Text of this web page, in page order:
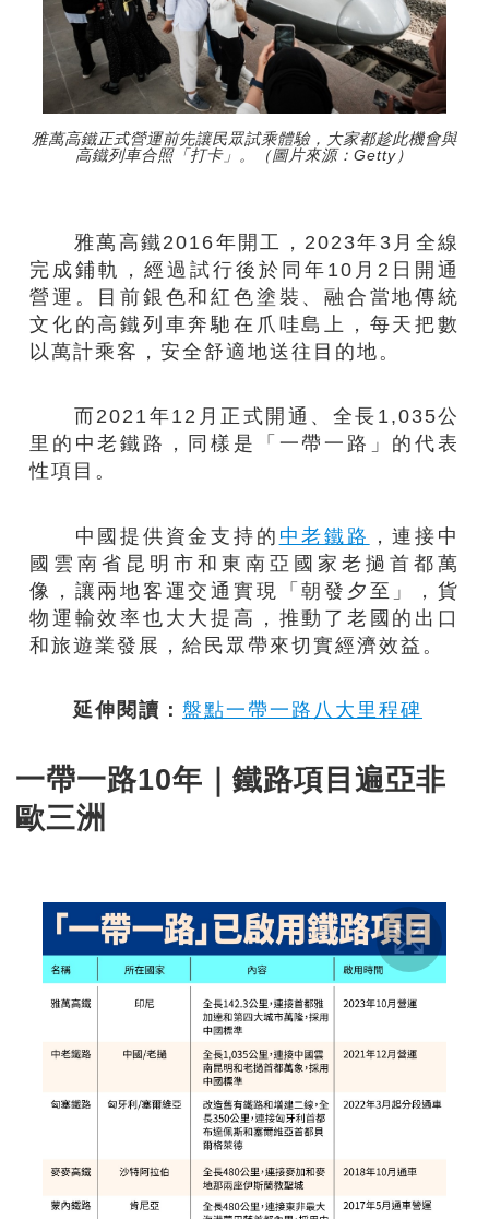
雅萬高鐵正式營運前先讓民眾試乘體驗，大家都趁此機會與
高鐵列車合照「打卡」。（圖片來源：Getty）
雅萬高鐵2016年開工，2023年3月全線
完成鋪軌，經過試行後於同年10月2日開通
營運。目前銀色和紅色塗裝、融合當地傳統
文化的高鐵列車奔馳在爪哇島上，每天把數
以萬計乘客，安全舒適地送往目的地。
而2021年12月正式開通、全長1,035公
里的中老鐵路，同樣是「一帶一路」的代表
性項目。
中國提供資金支持的 中老鐵路 ，連接中
國雲南省昆明市和東南亞國家老撾首都萬
像，讓兩地客運交通實現「朝發夕至」，貨
物運輸效率也大大提高，推動了老國的出口
和旅遊業發展，給民眾帶來切實經濟效益。
延伸閱讀：盤點一帶一路八大里程碑
一帶一路10年｜鐵路項目遍亞非
歐三洲